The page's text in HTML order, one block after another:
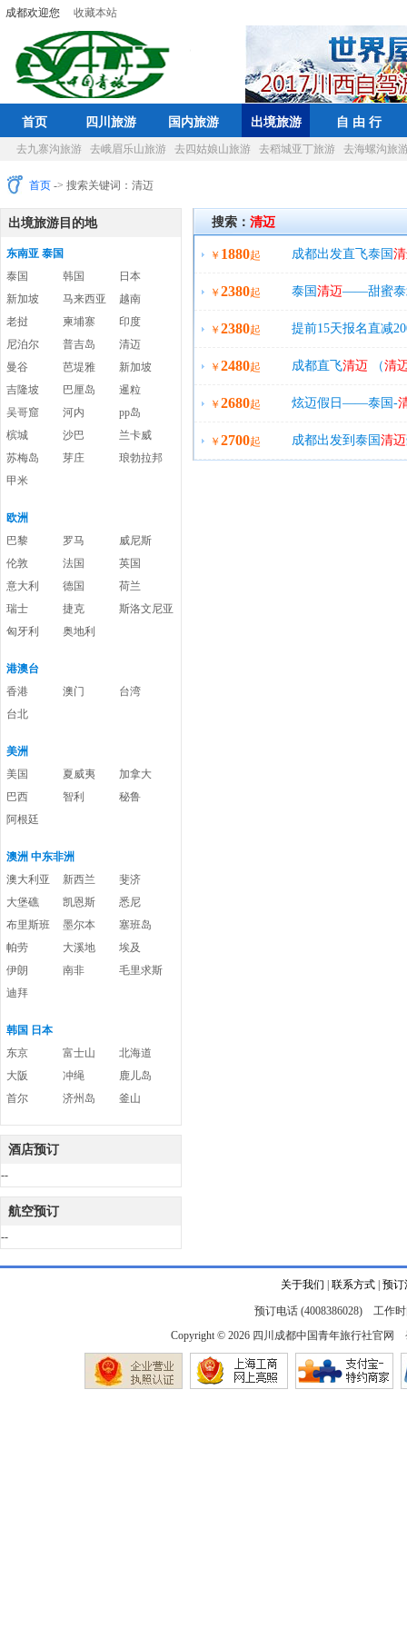
成都欢迎您 收藏本站
首页 四川旅游 国内旅游 出境旅游 自 由 行
去九寨沟旅游 去峨眉乐山旅游 去四姑娘山旅游 去稻城亚丁旅游 去海螺沟旅
首页 -> 搜索关键词：清迈
出境旅游目的地
东南亚 泰国
泰国
韩国
日本
新加坡
马来西亚
越南
老挝
柬埔寨
印度
尼泊尔
普吉岛
清迈
曼谷
芭堤雅
新加坡
吉隆坡
巴厘岛
暹粒
吴哥窟
河内
pp岛
槟城
沙巴
兰卡威
苏梅岛
芽庄
琅勃拉邦
甲米
欧洲
巴黎
罗马
威尼斯
伦敦
法国
英国
意大利
德国
荷兰
瑞士
捷克
斯洛文尼亚
匈牙利
奥地利
港澳台
香港
澳门
台湾
台北
美洲
美国
夏威夷
加拿大
巴西
智利
秘鲁
阿根廷
澳洲 中东非洲
澳大利亚
新西兰
斐济
大堡礁
凯恩斯
悉尼
布里斯班
墨尔本
塞班岛
帕劳
大溪地
埃及
伊朗
南非
毛里求斯
迪拜
韩国 日本
东京
富士山
北海道
大阪
冲绳
鹿儿岛
首尔
济州岛 釜山
酒店预订
--
航空预订
--
搜索： 清迈
￥ 1880起 成都出发直飞泰国
酒店
￥ 2380起 泰国 清迈——甜蜜泰
￥ 2380起 提前15天报名直减
老城，品尝千人火锅
￥ 2480起 成都直飞清迈 （清
200一人
￥ 2680起 炫迈假日——泰国-
￥ 2700起 成都出发到泰国 清迈
关于我们 联系方式| 预订
预订电话 (4008386028) 工作时
Copyright © 2026 四川成都中国青年旅行社官网